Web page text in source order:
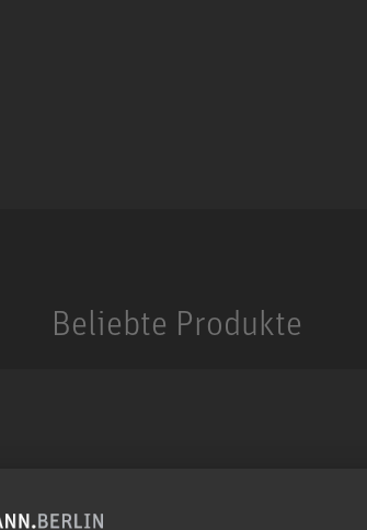
Beliebte Produkte